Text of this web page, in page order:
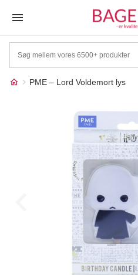
PME – Lord Voldemort lys
Måske kunne
disse produkter
interesse?